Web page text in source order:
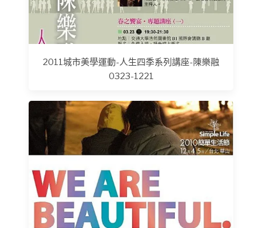
2011城市美學運動-人生四季系列講座-陳樂融
0323-1221